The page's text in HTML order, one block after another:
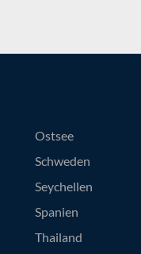
Ostsee
Schweden
Seychellen
Spanien
Thailand